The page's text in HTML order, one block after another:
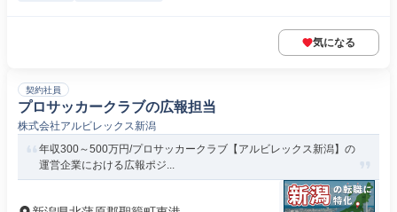
気になる
契約社員
プロサッカークラブの広報担当
株式会社アルビレックス新潟
年収300～500万円/プロサッカークラブ【アルビレックス新潟】の
運営企業における広報ポジ...